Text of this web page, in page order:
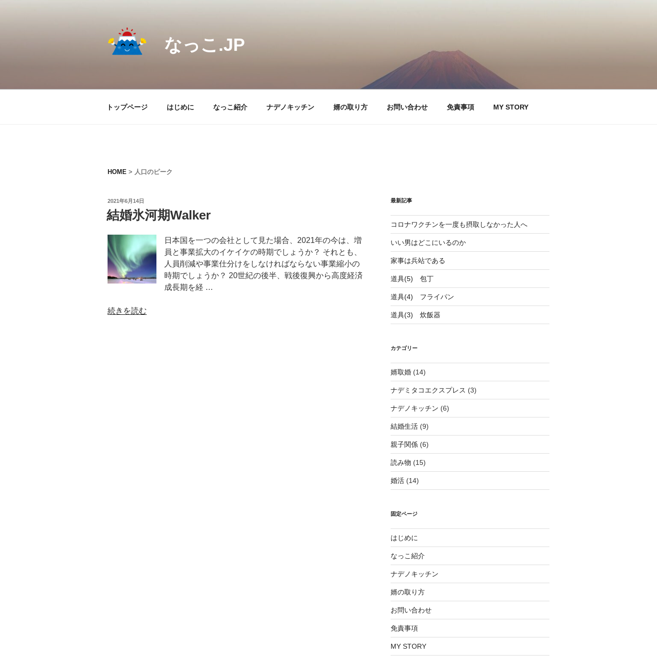
キ
なっこ.JP
トップページ はじめに なっこ紹介 ナデノキッチン 婿の取り方 お問い合わせ 免責事項 MY STORY
HOME > 人口のピーク
投
稿
日:
2021年6月14日
結婚氷河期Walker
日本国を一つの会社として見た場合、2021年の今は、増
員と事業拡大のイケイケの時期でしょうか？ それとも、
人員削減や事業仕分けをしなければならない事業縮小の
時期でしょうか？ 20世紀の後半、戦後復興から高度経済
成長期を経 …
“結
続きを読む
最新記事
コロナワクチンを一度も摂取しなかった人へ
いい男はどこにいるのか
家事は兵站である
道具(5) 包丁
道具(4) フライパン
道具(3) 炊飯器
カテゴリー
婿取婚(14)
ナデミタコエクスプレス (3)
ナデノキッチン (6)
結婚生活(9)
親子関係(6)
読み物 (15)
婚活(14)
固定ページ
はじめに
なっこ紹介
ナデノキッチン
婿の取り方
お問い合わせ
免責事項
MY STORY